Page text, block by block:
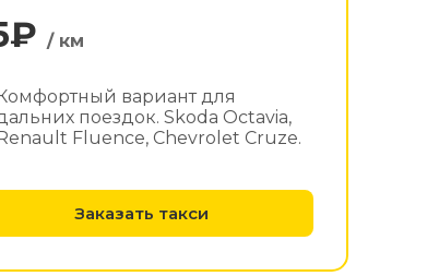
/ км
вариант для
поездок. Skoda Octavia,
Fluence, Chevrolet Cruze.
Заказать такси